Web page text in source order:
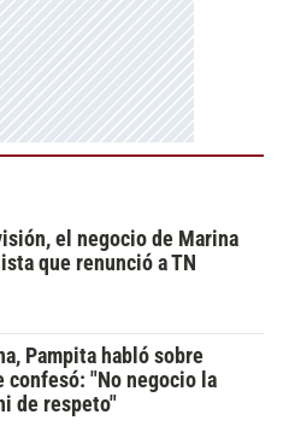
el negocio de Marina
que renunció a TN
Pampita habló sobre
confesó: "No negocio la
de respeto"